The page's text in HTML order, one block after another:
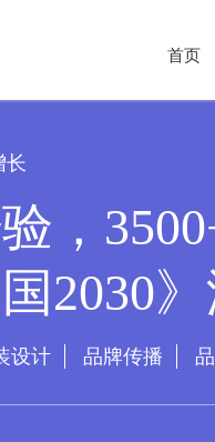
首页
长
，
2030
设计 品牌传播